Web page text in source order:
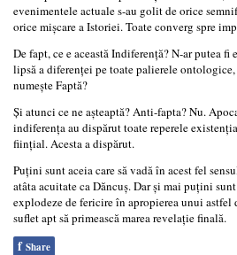
evenimentele actuale s-au golit de orice
orice mişcare a Istoriei. Toate converg spre
De fapt, ce e această Indiferenţă? N-ar putea
lipsă a diferenţei pe toate palierele ontologice,
numeşte Faptă?
Şi atunci ce ne aşteaptă? Anti-fapta? Nu.
indiferenţa au dispărut toate reperele
fiinţial. Acesta a dispărut.
Puţini sunt aceia care să vadă în acest fel
atâta acuitate ca Dăncuş. Dar şi mai puţini
explodeze de fericire în apropierea unui astfel
suflet apt să primească marea revelaţie finală.
f Share